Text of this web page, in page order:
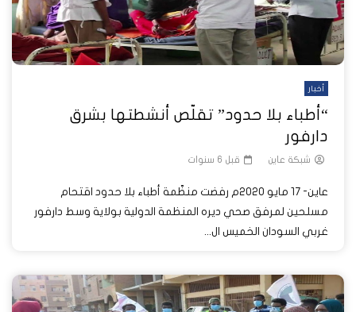
أخبار
“أطباء بلا حدود” تقلّص أنشطتها بشرق
دارفور
شبكة عاين قبل 6 سنوات
عاين- 17 مايو 2020م رفضت منظّمة أطباء بلا حدود اقتحام
مسلحين لمرفق صحي ديره المنظمة الدولية بولاية وسط دارفور
غربي السودان الخميس ال...